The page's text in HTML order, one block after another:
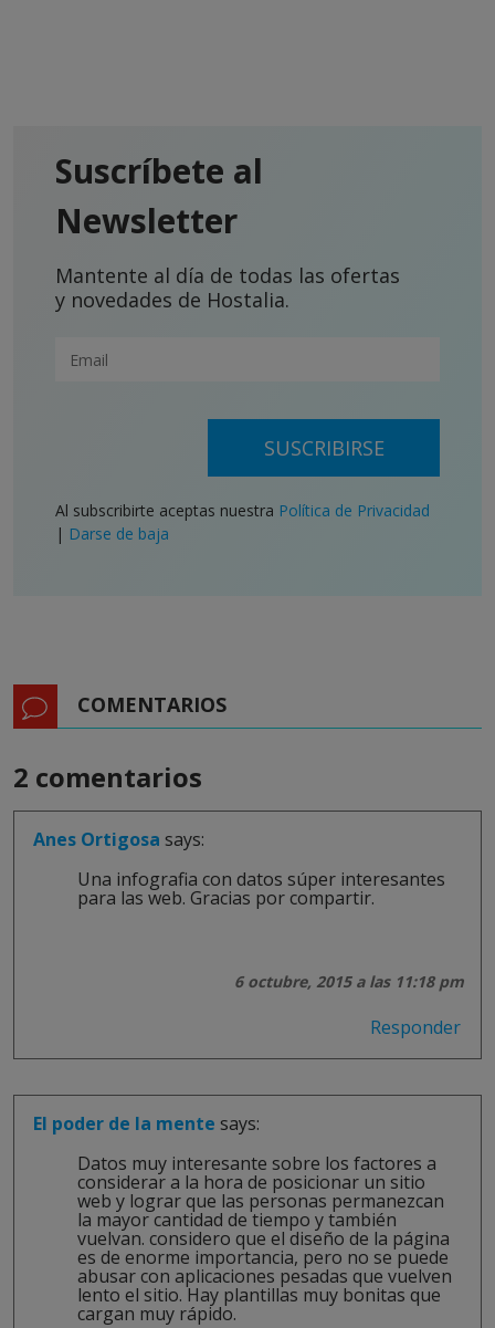
Suscríbete al
Newsletter
Mantente al día de todas las ofertas
y novedades de Hostalia.
SUSCRIBIRSE
Al subscribirte aceptas nuestra Política de Privacidad
| Darse de baja
COMENTARIOS
2 comentarios
Anes Ortigosa says:
6 octubre, 2015 a las 11:18 pm
Una infografia con datos súper interesantes
para las web. Gracias por compartir.
Responder
El poder de la mente says:
Datos muy interesante sobre los factores a
considerar a la hora de posicionar un sitio
web y lograr que las personas permanezcan
la mayor cantidad de tiempo y también
vuelvan. considero que el diseño de la página
es de enorme importancia, pero no se puede
abusar con aplicaciones pesadas que vuelven
lento el sitio. Hay plantillas muy bonitas que
cargan muy rápido.